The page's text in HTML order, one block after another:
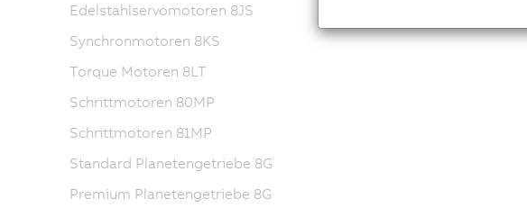
Edelstahlservomotoren 8JS
Synchronmotoren 8KS
Torque Motoren 8LT
Schrittmotoren 80MP
Schrittmotoren 81MP
Standard Planetengetriebe 8G
Premium Planetengetriebe 8G